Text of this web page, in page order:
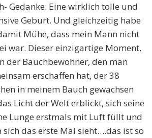
Gedanke: Eine wirklich tolle und
Geburt. Und gleichzeitig habe
Mühe, dass mein Mann nicht
war. Dieser einzigartige Moment,
der Bauchbewohner, den man
erschaffen hat, der 38
in meinem Bauch gewachsen
Licht der Welt erblickt, sich seine
Lunge erstmals mit Luft füllt und
sich das erste Mal sieht….das ist so